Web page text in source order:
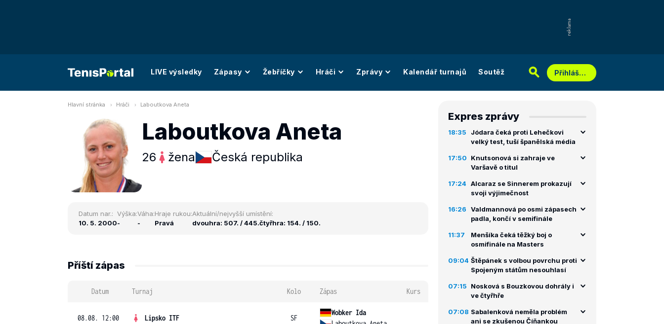
LIVE výsledky Zápasy Žebříčky Hráči Zprávy Kalendář turnajů Soutěž Přihlášení
Hlavní stránka Hráči Laboutkova Aneta
Laboutkova Aneta
26 žena Česká republika
Datum nar.:
10. 5. 2000
Výška:
-
Váha:
-
Hraje rukou:
Pravá
Aktuální/nejvyšší umístění:
dvouhra: 507. / 445.čtyřhra: 154. / 150.
Příští zápas
Datum Turnaj Kolo Zápas Kurs
08.08. 12:00 Lipsko ITF SF
Wobker Ida
Expres zprávy
18:35
Jódara čeká proti Lehečkovi
velký test, tuší španělská média
17:50
Knutsonová si zahraje ve
Varšavě o titul
17:24 Alcaraz se Sinnerem prokazují
svoji výjimečnost
16:26
Valdmannová po osmi zápasech
padla, končí v semifinále
11:37
Menšíka čeká těžký boj o
osmifinále na Masters
09:04 Štěpánek s volbou povrchu proti
Spojeným státům nesouhlasí
07:15
Nosková s Bouzkovou dohrály i
ve čtyřhře
07:08 Sabalenková neměla problém
ani se zkušenou Číňankou